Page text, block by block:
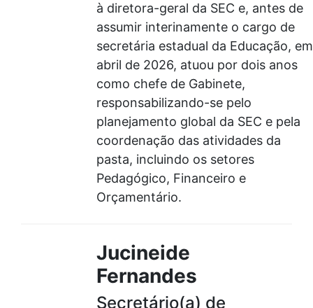
à diretora-geral da SEC e, antes de
assumir interinamente o cargo de
secretária estadual da Educação, em
abril de 2026, atuou por dois anos
como chefe de Gabinete,
responsabilizando-se pelo
planejamento global da SEC e pela
coordenação das atividades da
pasta, incluindo os setores
Pedagógico, Financeiro e
Orçamentário.
Jucineide
Fernandes
Secretário(a) de